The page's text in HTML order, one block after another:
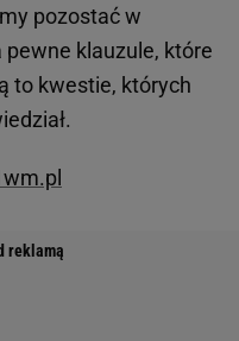
pozostać w
klauzule, które
to kwestie, których